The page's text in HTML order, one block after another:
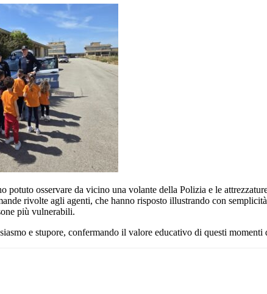
potuto osservare da vicino una volante della Polizia e le
rivolte agli agenti, che hanno risposto illustrando con
più vulnerabili.
e stupore, confermando il valore educativo di questi